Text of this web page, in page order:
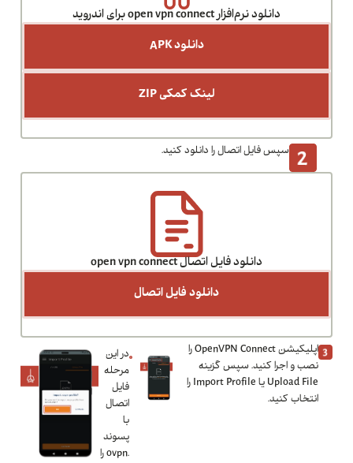
دانلود نرم‌افزار open vpn connect برای اندروید
دانلود APK
لینک کمکی ZIP
سپس فایل اتصال را دانلود کنید.
دانلود فایل اتصال open vpn connect
دانلود فایل اتصال
در این
مرحله
فایل
اتصال
با
پسوند
.ovpn را
اپلیکیشن OpenVPN Connect را
نصب و اجرا کنید. سپس گزینه
Upload File یا Import Profile را
انتخاب کنید.